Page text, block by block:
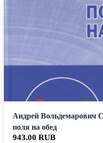
Андрей Вольдемарович
поля на обед
943.00 RUB